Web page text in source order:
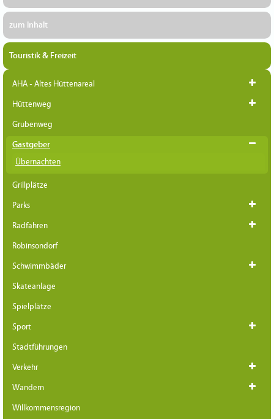
zum Inhalt
Touristik & Freizeit
AHA - Altes Hüttenareal
Hüttenweg
Grubenweg
Gastgeber
Übernachten
Grillplätze
Parks
Radfahren
Robinsondorf
Schwimmbäder
Skateanlage
Spielplätze
Sport
Stadtführungen
Verkehr
Wandern
Willkommensregion